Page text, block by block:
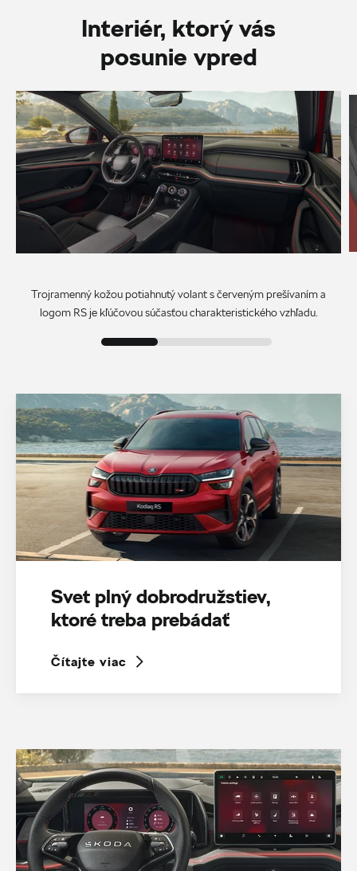
Interiér, ktorý vás
posunie vpred
Trojramenný kožou potiahnutý volant s červeným prešívaním a
logom RS je kľúčovou súčasťou charakteristického vzhľadu.
Svet plný dobrodružstiev,
ktoré treba prebádať
Čítajte viac